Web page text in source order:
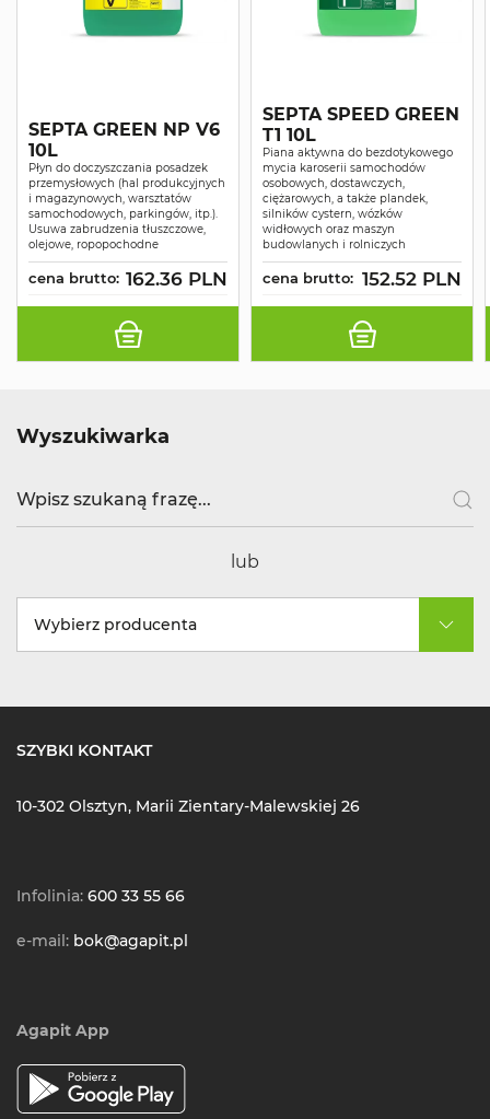
SEPTA GREEN NP V6
10L
Płyn do doczyszczania posadzek
przemysłowych (hal produkcyjnych
i magazynowych, warsztatów
samochodowych, parkingów, itp.).
Usuwa zabrudzenia tłuszczowe,
olejowe, ropopochodne
cena brutto: 162.36 PLN
SEPTA SPEED GREEN
T1 10L
Piana aktywna do bezdotykowego
mycia karoserii samochodów
osobowych, dostawczych,
ciężarowych, a także plandek,
silników cystern, wózków
widłowych oraz maszyn
budowlanych i rolniczych
cena brutto: 152.52 PLN
Wyszukiwarka
lub
Wybierz producenta
SZYBKI KONTAKT
10-302 Olsztyn, Marii Zientary-Malewskiej 26
Infolinia: 600 33 55 66
e-mail: bok@agapit.pl
Agapit App